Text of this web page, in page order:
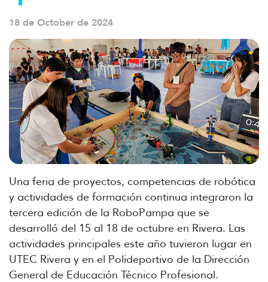
18 de October de 2024
Una feria de proyectos, competencias de robótica
y actividades de formación continua integraron la
tercera edición de la RoboPampa que se
desarrolló del 15 al 18 de octubre en Rivera. Las
actividades principales este año tuvieron lugar en
UTEC Rivera y en el Polideportivo de la Dirección
General de Educación Técnico Profesional.